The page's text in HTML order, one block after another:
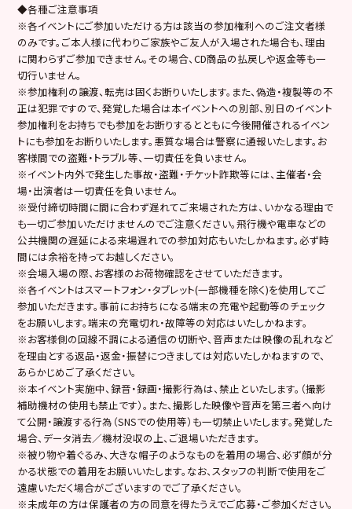
◆各種ご注意事項
※各イベントにご参加いただける方は該当の参加権利へのご注文者様
のみです。ご本人様に代わりご家族やご友人が入場された場合も、理由
に関わらずご参加できません。その場合、CD商品の払戻しや返金等も一
切行いません。
※参加権利の譲渡、転売は固くお断りいたします。また、偽造・複製等の不
正は犯罪ですので、発覚した場合は本イベントへの別部、別日のイベント
参加権利をお持ちでも参加をお断りするとともに今後開催されるイベン
トにも参加をお断りいたします。悪質な場合は警察に通報いたします。お
客様間での盗難・トラブル等、一切責任を負いません。
※イベント内外で発生した事故・盗難・チケット詐欺等には、主催者・会
場・出演者は一切責任を負いません。
※受付締切時間に間に合わず遅れてご来場された方は、いかなる理由で
も一切ご参加いただけませんのでご注意ください。飛行機や電車などの
公共機関の遅延による来場遅れでの参加対応もいたしかねます。必ず時
間には余裕を持ってお越しください。
※会場入場の際、お客様のお荷物確認をさせていただきます。
※各イベントはスマートフォン・タブレット(一部機種を除く)を使用してご
参加いただきます。事前にお持ちになる端末の充電や起動等のチェック
をお願いします。端末の充電切れ・故障等の対応はいたしかねます。
※お客様側の回線不調による通信の切断や、音声または映像の乱れなど
を理由とする返品・返金・振替につきましては対応いたしかねますので、
あらかじめご了承ください。
※本イベント実施中、録音・録画・撮影行為は、禁止といたします。（撮影
補助機材の使用も禁止です）。また、撮影した映像や音声を第三者へ向け
て公開・譲渡する行為（SNSでの使用等）も一切禁止いたします。発覚した
場合、データ消去／機材没収の上、ご退場いただきます。
※被り物や着ぐるみ、大きな帽子のようなものを着用の場合、必ず顔が分
かる状態での着用をお願いいたします。なお、スタッフの判断で使用をご
遠慮いただく場合がございますのでご了承ください。
※未成年の方は保護者の方の同意を得たうえでご応募・ご参加ください。